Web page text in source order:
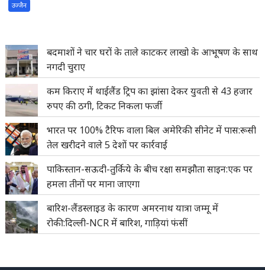
उज्जैन
बदमाशों ने चार घरों के ताले काटकर लाखो के आभूषण के साथ
नगदी चुराए
कम किराए में थाईलैंड ट्रिप का झांसा देकर युवती से 43 हजार
रुपए की ठगी, टिकट निकला फर्जी
भारत पर 100% टैरिफ वाला बिल अमेरिकी सीनेट में पास:रूसी
तेल खरीदने वाले 5 देशों पर कार्रवाई
पाकिस्तान-सऊदी-तुर्किये के बीच रक्षा समझौता साइन:एक पर
हमला तीनों पर माना जाएगा
बारिश-लैंडस्लाइड के कारण अमरनाथ यात्रा जम्मू में
रोकी:दिल्ली-NCR में बारिश, गाड़ियां फंसीं